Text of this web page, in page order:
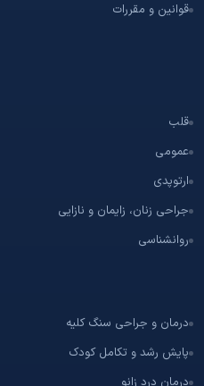
قوانین و مقررات
قلب
عمومی
ارتوپدی
جراحی زنان، زایمان و نازایی
روانشناسی
درمان و جراحی سنگ کلیه
پایش رشد و تکامل کودک
درمان درد زانو